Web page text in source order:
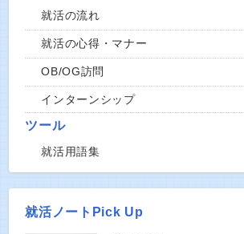
就活の流れ
就活の心得・マナー
OB/OG訪問
インターンシップ
ツール
就活用語集
就活ノートPick Up